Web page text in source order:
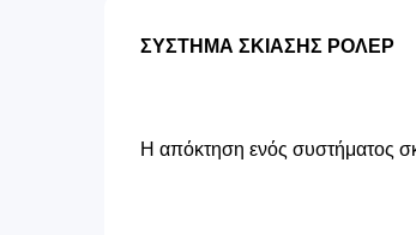
ΣΥΣΤΗΜΑ ΣΚΙΑΣΗΣ ΡΟΛΕΡ
Η απόκτηση ενός συστήματος